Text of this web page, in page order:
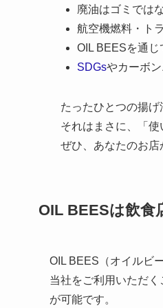
廃油はゴミでは
航空機燃料・ト
OIL BEESを通
SDGsやカーボ
たったひとつの揚げ
それはまさに、「使
ぜひ、あなたのお店
OIL BEESは飲食
OIL BEES（オイルビ
当社をご利用いただく
が可能です。